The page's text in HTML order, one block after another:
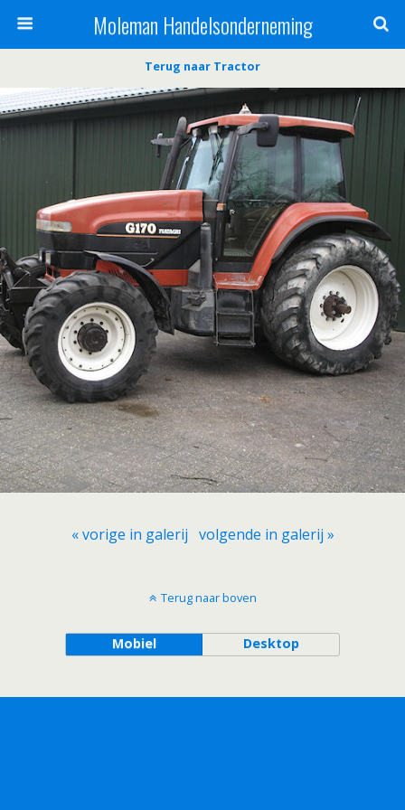
Moleman Handelsonderneming
Terug naar Tractor
« vorige in galerij volgende in galerij »
Terug naar boven
Mobiel Desktop